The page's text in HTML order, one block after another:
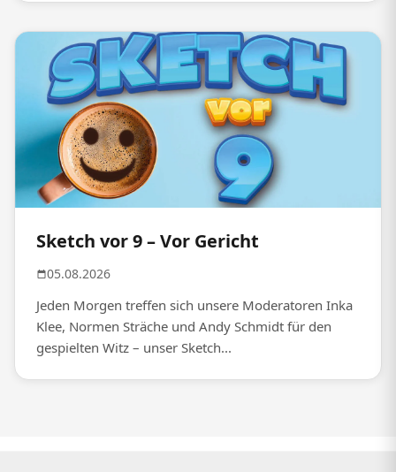
Sketch vor 9 – Vor Gericht
05.08.2026
Jeden Morgen treffen sich unsere Moderatoren Inka
Klee, Normen Sträche und Andy Schmidt für den
gespielten Witz – unser Sketch...